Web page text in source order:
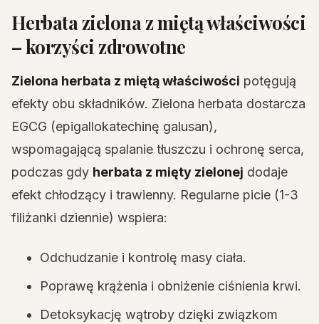
Herbata zielona z miętą właściwości
– korzyści zdrowotne
Zielona herbata z miętą właściwości potęgują
efekty obu składników. Zielona herbata dostarcza
EGCG (epigallokatechinę galusan),
wspomagającą spalanie tłuszczu i ochronę serca,
podczas gdy herbata z mięty zielonej dodaje
efekt chłodzący i trawienny. Regularne picie (1-3
filiżanki dziennie) wspiera:
Odchudzanie i kontrolę masy ciała.
Poprawę krążenia i obniżenie ciśnienia krwi.
Detoksykację wątroby dzięki związkom